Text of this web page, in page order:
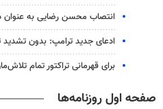
انتصاب محسن رضایی به عنوان
ادعای جدید ترامپ: بدون تشدید
برای قهرمانی تراکتور تمام
صفحه اول روزنامه‌ها